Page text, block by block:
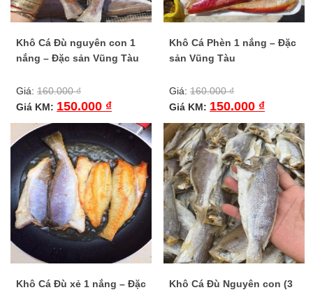
Khô Cá Đù nguyên con 1
nắng – Đặc sản Vũng Tàu
Giá: 160.000₫
Giá KM: 150.000 ₫
Khô Cá Phèn 1 nắng – Đặc
sản Vũng Tàu
Giá:160.000₫
Giá KM: 150.000 ₫
Khô Cá Đù xẻ 1 nắng – Đặc
Khô Cá Đù Nguyên con (3